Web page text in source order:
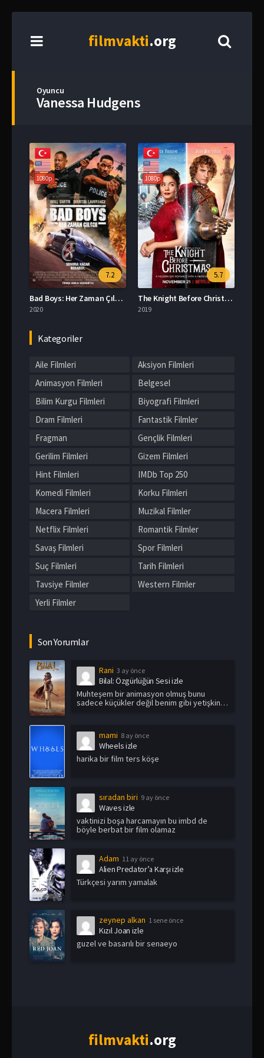
filmvakti.org
Oyuncu
Vanessa Hudgens
1080p
7.2
Bad Boys: Her Zaman Çılgın izle
2020
1080p
5.7
The Knight Before Christmas izle
2019
Kategoriler
Aile Filmleri
Aksiyon Filmleri
Animasyon Filmleri
Belgesel
Bilim Kurgu Filmleri
Biyografi Filmleri
Dram Filmleri
Fantastik Filmler
Fragman
Gençlik Filmleri
Gerilim Filmleri
Gizem Filmleri
Hint Filmleri
IMDb Top 250
Komedi Filmleri
Korku Filmleri
Macera Filmleri
Muzikal Filmler
Netflix Filmleri
Romantik Filmler
Savaş Filmleri
Spor Filmleri
Suç Filmleri
Tarih Filmleri
Tavsiye Filmler
Western Filmler
Yerli Filmler
Son Yorumlar
Rani 3 ay önce
Bilal: Özgürlüğün Sesi izle
Muhteşem bir animasyon olmuş bunu
sadece küçükler değil benim gibi yetişkin
mami 8 ay önce
Wheels izle
harika bir film ters köşe
sıradan biri 9 ay önce
Waves izle
vaktinizi boşa harcamayın bu imbd de
böyle berbat bir film olamaz
Adam 11 ay önce
Alien Predator’a Karşı izle
Türkçesi yarım yamalak
zeynep alkan 1 sene önce
Kızıl Joan izle
guzel ve basarılı bir senaeyo
filmvakti.org